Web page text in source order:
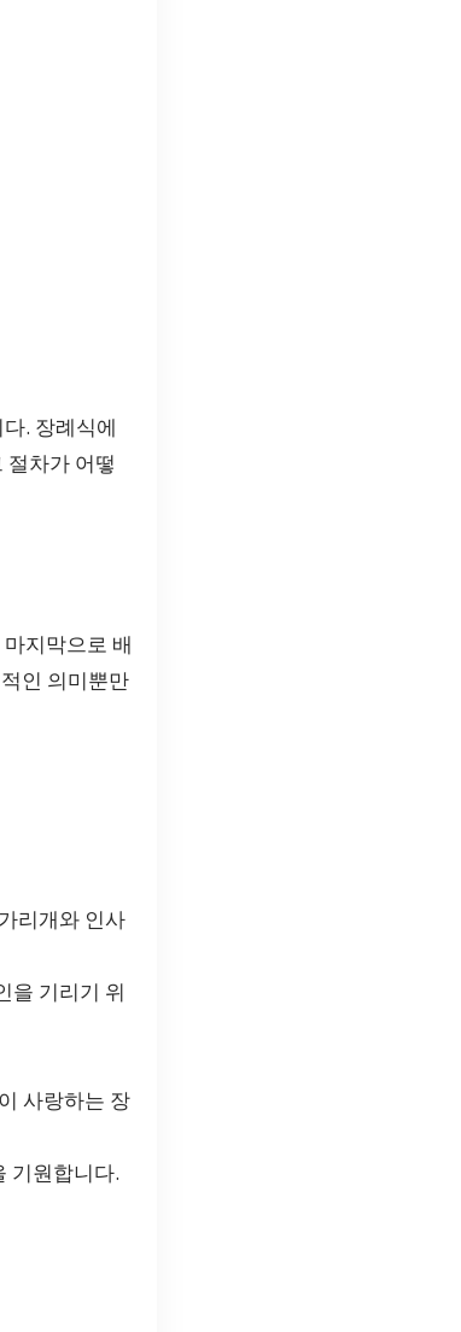
. 장례식에
절차가 어떻
지막으로 배
인 의미뿐만
리개와 인사
을 기리기 위
사랑하는 장
기원합니다.